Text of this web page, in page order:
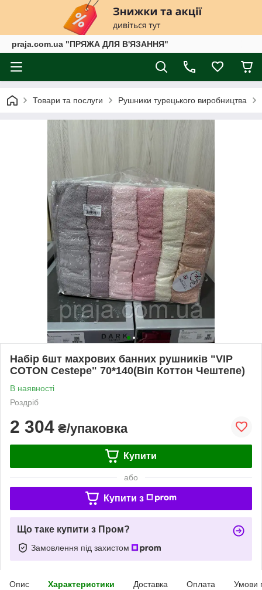
praja.com.ua "ПРЯЖА ДЛЯ В'ЯЗАННЯ"
Товари та послуги Рушники турецького виробництва
Набір 6шт махрових банних рушників "VIP
COTON Cestepe" 70*140(Віп Коттон Чештепе)
В наявності
Роздріб
2 304 ₴/упаковка
Купити
або
Купити з
Що таке купити з Пром?
Замовлення під захистом
Опис Характеристики Доставка Оплата Умови